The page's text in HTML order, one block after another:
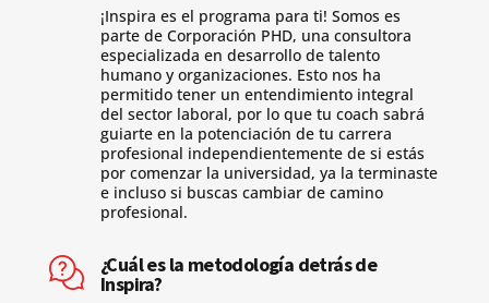
¡Inspira es el programa para ti! Somos es
parte de Corporación PHD, una consultora
especializada en desarrollo de talento
humano y organizaciones. Esto nos ha
permitido tener un entendimiento integral
del sector laboral, por lo que tu coach sabrá
guiarte en la potenciación de tu carrera
profesional independientemente de si estás
por comenzar la universidad, ya la terminaste
e incluso si buscas cambiar de camino
profesional.
¿Cuál es la metodología detrás de
Inspira?